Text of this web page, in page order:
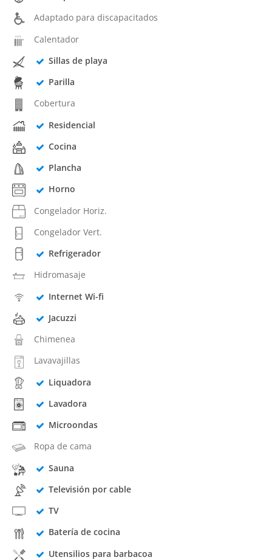
Adaptado para discapacitados
Calentador
Sillas de playa
Parilla
Cobertura
Residencial
Cocina
Plancha
Horno
Congelador Horiz.
Congelador Vert.
Refrigerador
Hidromasaje
Internet Wi-fi
Jacuzzi
Chimenea
Lavavajillas
Liquadora
Lavadora
Microondas
Ropa de cama
Sauna
Televisión por cable
TV
Batería de cocina
Utensilios para barbacoa